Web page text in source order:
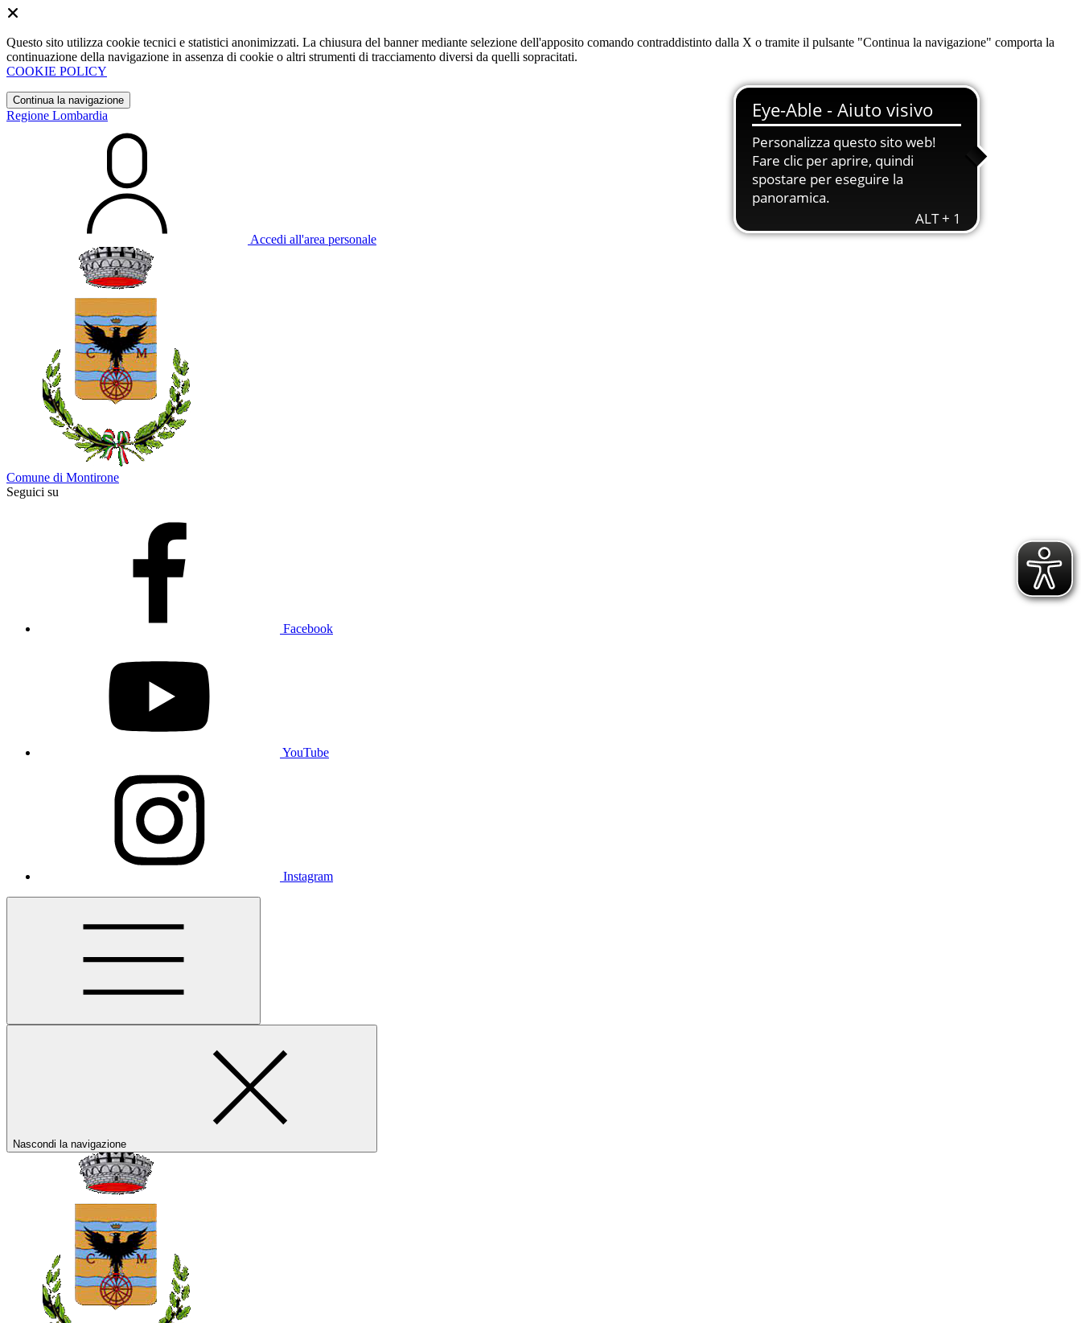
Questo sito utilizza cookie tecnici e statistici anonimizzati. La chiusura del banner mediante selezione dell'apposito comando contraddistinto dalla X o tramite il pulsante "Continua la navigazione" comporta la
continuazione della navigazione in assenza di cookie o altri strumenti di tracciamento diversi da quelli sopracitati.
COOKIE POLICY
Continua la navigazione
Regione Lombardia
Accedi all'area personale
Comune di Montirone
Seguici su
Facebook
YouTube
Instagram
Nascondi la navigazione